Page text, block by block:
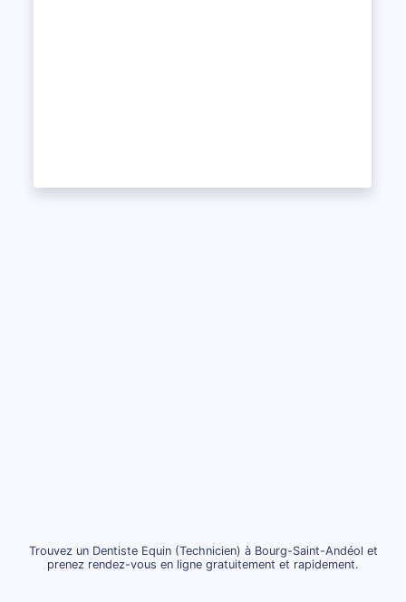
Trouvez un Dentiste Equin (Technicien) à Bourg-Saint-Andéol et
prenez rendez-vous en ligne gratuitement et rapidement.